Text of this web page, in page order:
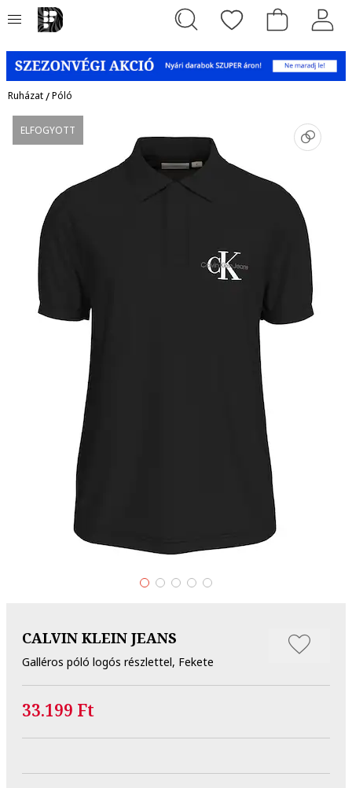
Ruházat/Póló
ELFOGYOTT
CALVIN KLEIN JEANS
Galléros póló logós részlettel, Fekete
33.199 Ft